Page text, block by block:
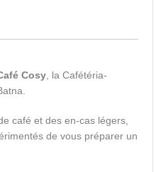
Cosy , la Cafétéria-
café et des en-cas légers,
de vous préparer un